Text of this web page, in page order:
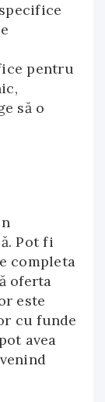
pentru
să o
Pot fi
completa
oferta
este
cu funde
avea